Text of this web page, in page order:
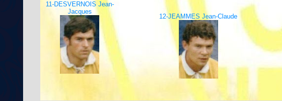
11-DESVERNOIS Jean-
Jacques
12-JEAMMES Jean-Claude